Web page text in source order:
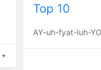
+
Top 10
AY-uh-fyat-luh-